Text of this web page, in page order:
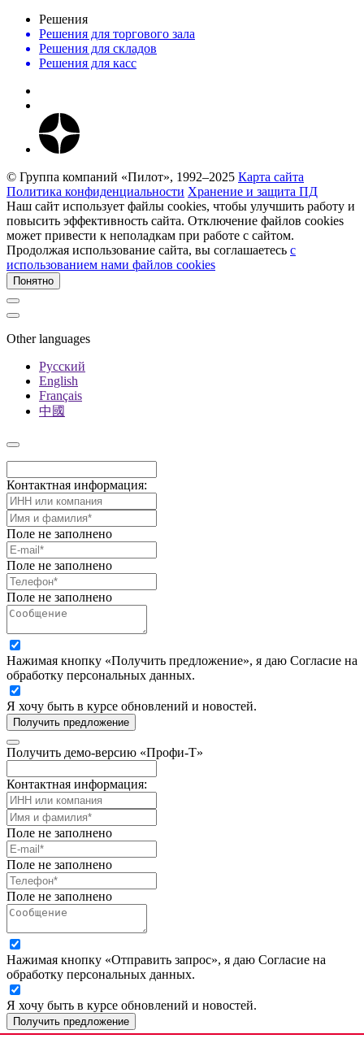
Решения
Решения для торгового зала
Решения для складов
Решения для касс
© Группа компаний «Пилот», 1992–2025 Карта сайта
Политика конфиденциальности Хранение и защита ПД
Наш сайт использует файлы cookies, чтобы улучшить работу и
повысить эффективность сайта. Отключение файлов cookies
может привести к неполадкам при работе с сайтом.
Продолжая использование сайта, вы соглашаетесь c
использованием нами файлов cookies
Понятно
Other languages
Русский
English
Français
中國
Контактная информация:
Поле не заполнено
Поле не заполнено
Поле не заполнено
Нажимая кнопку «Получить предложение», я даю Согласие на
обработку персональных данных.
Я хочу быть в курсе обновлений и новостей.
Получить предложение
Получить демо-версию «Профи-Т»
Контактная информация:
Поле не заполнено
Поле не заполнено
Поле не заполнено
Нажимая кнопку «Отправить запрос», я даю Согласие на
обработку персональных данных.
Я хочу быть в курсе обновлений и новостей.
Получить предложение